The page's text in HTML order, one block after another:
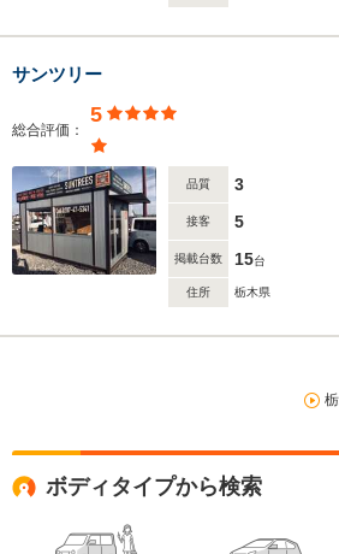
サンツリー
総合評価：
5
品質 3
接客 5
掲載台数 15台
住所 栃木県
ボディタイプから検索